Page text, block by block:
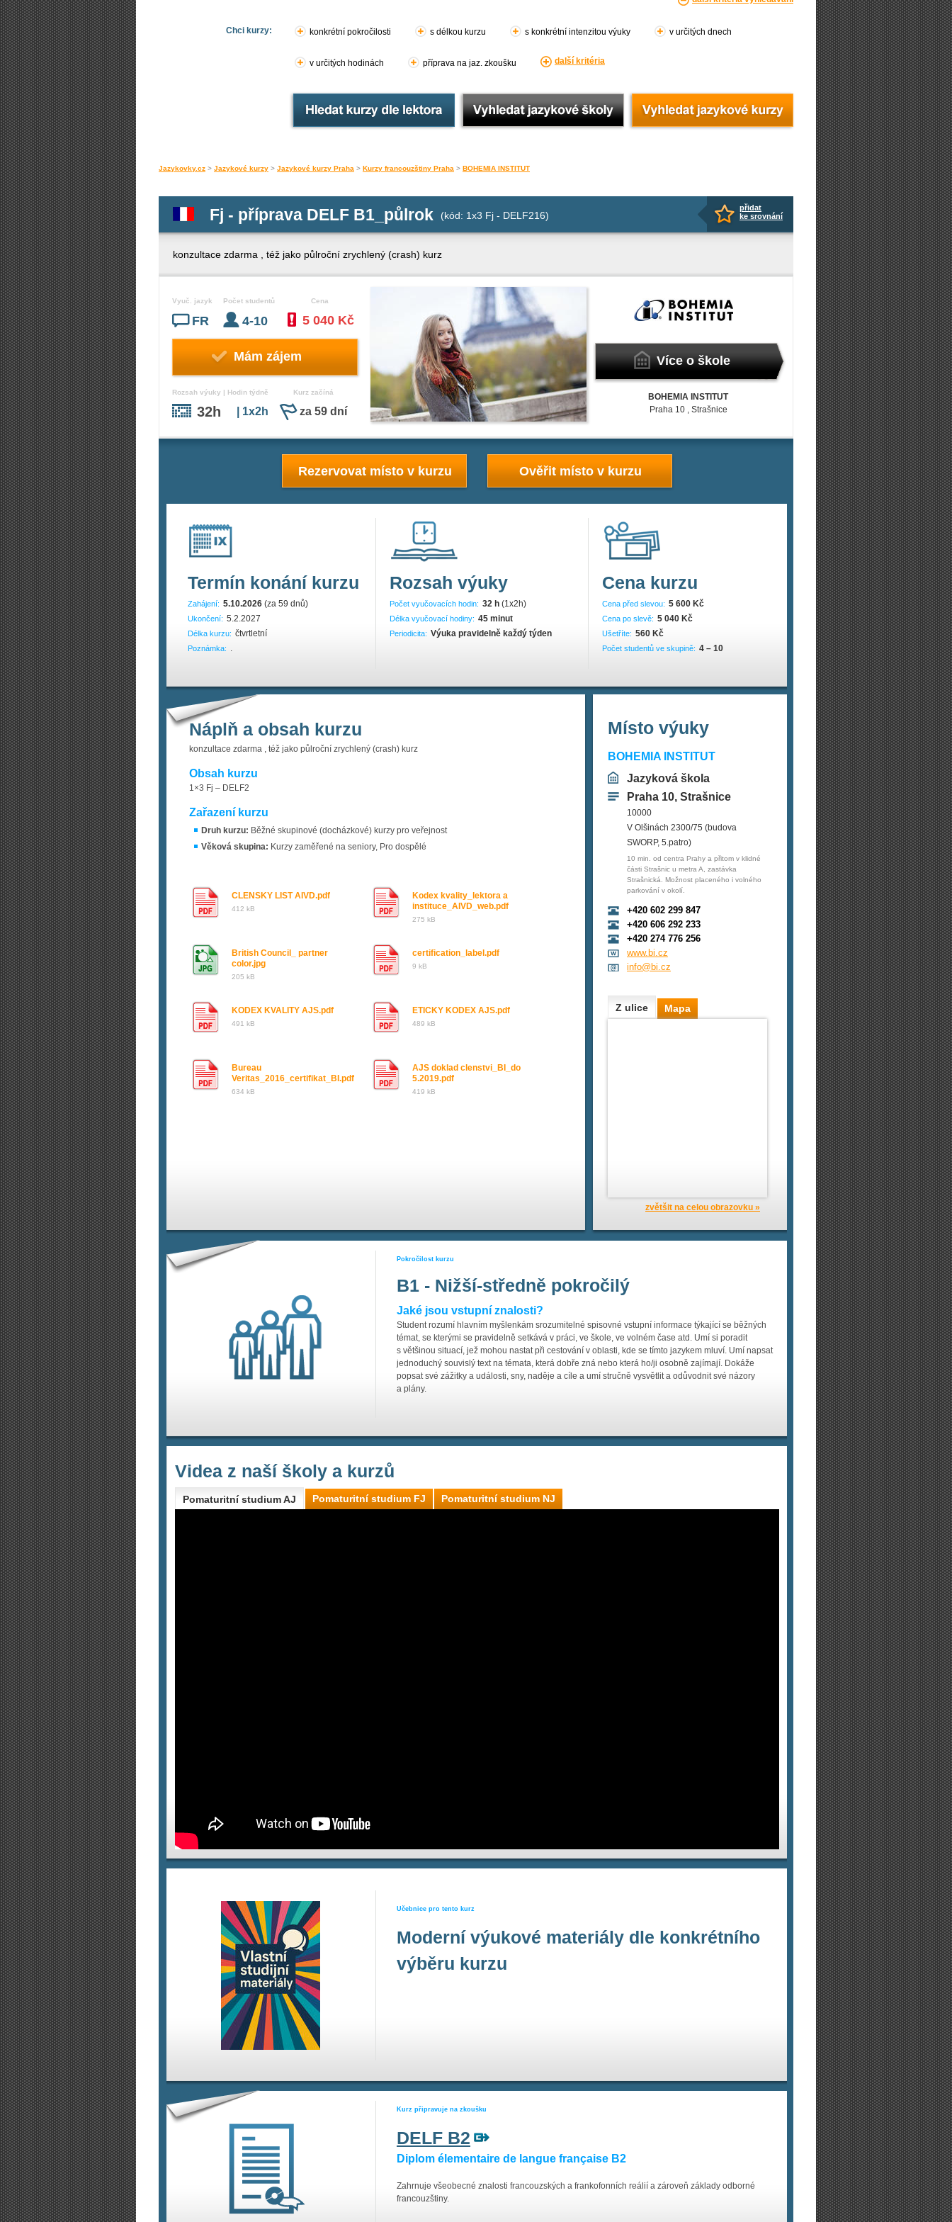
Chci kurzy: konkrétní pokročilosti s délkou kurzu s konkrétní intenzitou výuky v určitých dnech
v určitých hodinách příprava na jaz. zkoušku další kritéria
Jazykovky.cz > Jazykové kurzy > Jazykové kurzy Praha > Kurzy francouzštiny Praha > BOHEMIA INSTITUT
přidat
ke srovnání
Fj - příprava DELF B1_půlrok (kód: 1x3 Fj - DELF216)
konzultace zdarma , též jako půlroční zrychlený (crash) kurz
Vyuč. jazyk
FR
Počet studentů
4-10
Cena
5 040 Kč
Mám zájem
Rozsah výuky | Hodin týdně
32h | 1x2h
Kurz začíná
za 59 dní
Více o škole
BOHEMIA INSTITUT
Praha 10 , Strašnice
Rezervovat místo v kurzu Ověřit místo v kurzu
Termín konání kurzu
Zahájení: 5.10.2026 (za 59 dnů)
Ukončení: 5.2.2027
Délka kurzu: čtvrtletní
Poznámka: .
Rozsah výuky
Počet vyučovacích hodin: 32 h (1x2h)
Délka vyučovací hodiny: 45 minut
Periodicita: Výuka pravidelně každý týden
Cena kurzu
Cena před slevou: 5 600 Kč
Cena po slevě: 5 040 Kč
Ušetříte: 560 Kč
Počet studentů ve skupině: 4 – 10
Náplň a obsah kurzu
konzultace zdarma , též jako půlroční zrychlený (crash) kurz
Obsah kurzu
1×3 Fj – DELF2
Zařazení kurzu
Druh kurzu: Běžné skupinové (docházkové) kurzy pro veřejnost
Věková skupina: Kurzy zaměřené na seniory, Pro dospělé
CLENSKY LIST AIVD.pdf
412 kB
Kodex kvality_lektora a
instituce_AIVD_web.pdf
275 kB
British Council_ partner
color.jpg
205 kB
certification_label.pdf
9 kB
KODEX KVALITY AJS.pdf
491 kB
ETICKY KODEX AJS.pdf
489 kB
Bureau
Veritas_2016_certifikat_BI.pdf
634 kB
AJS doklad clenstvi_BI_do
5.2019.pdf
419 kB
Místo výuky
BOHEMIA INSTITUT
Jazyková škola
Praha 10, Strašnice
10000
V Olšinách 2300/75 (budova
SWORP, 5.patro)
10 min. od centra Prahy a přitom v klidné
části Strašnic u metra A, zastávka
Strašnická. Možnost placeného i volného
parkování v okolí.
+420 602 299 847
+420 606 292 233
+420 274 776 256
www.bi.cz
info@bi.cz
Z ulice Mapa
zvětšit na celou obrazovku »
Pokročilost kurzu
B1 - Nižší-středně pokročilý
Jaké jsou vstupní znalosti?
Student rozumí hlavním myšlenkám srozumitelné spisovné vstupní informace týkající se běžných
témat, se kterými se pravidelně setkává v práci, ve škole, ve volném čase atd. Umí si poradit
s většinou situací, jež mohou nastat při cestování v oblasti, kde se tímto jazykem mluví. Umí napsat
jednoduchý souvislý text na témata, která dobře zná nebo která ho/ji osobně zajímají. Dokáže
popsat své zážitky a události, sny, naděje a cíle a umí stručně vysvětlit a odůvodnit své názory
a plány.
Videa z naší školy a kurzů
Pomaturitní studium AJ Pomaturitní studium FJ Pomaturitní studium NJ
Učebnice pro tento kurz
Moderní výukové materiály dle konkrétního
výběru kurzu
Kurz připravuje na zkoušku
DELF B2
Diplom élementaire de langue française B2
Zahrnuje všeobecné znalosti francouzských a frankofonních reálií a zároveň základy odborné
francouzštiny.